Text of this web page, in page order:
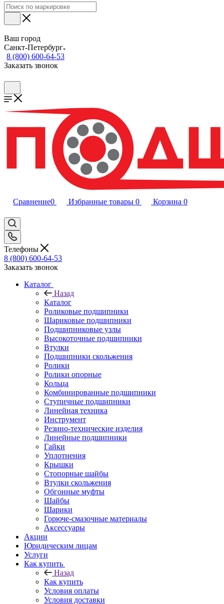
Ваш город
Санкт-Петербург
8 (800) 600-64-53
Заказать звонок
Сравнение0 Избранные товары 0 Корзина 0
Телефоны
8 (800) 600-64-53
Заказать звонок
Каталог
Назад
Каталог
Роликовые подшипники
Шариковые подшипники
Подшипниковые узлы
Высокоточные подшипники
Втулки
Подшипники скольжения
Ролики
Ролики опорные
Кольца
Комбинированные подшипники
Ступичные подшипники
Линейная техника
Инструмент
Резино-технические изделия
Линейные подшипники
Гайки
Уплотнения
Крышки
Стопорные шайбы
Втулки скольжения
Обгонные муфты
Шайбы
Шарики
Горюче-смазочные материалы
Аксессуары
Акции
Юридическим лицам
Услуги
Как купить
Назад
Как купить
Условия оплаты
Условия доставки